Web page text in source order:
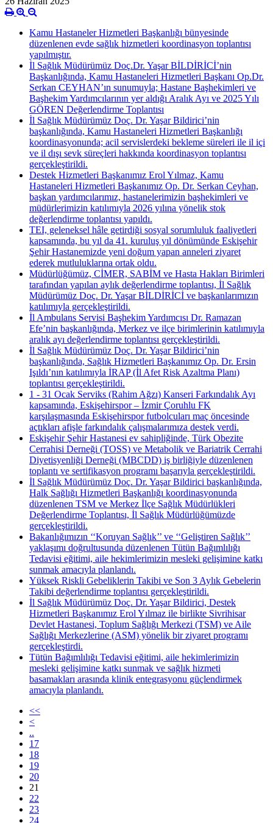
Kamu Hastaneler Hizmetleri Başkanlığı bünyesinde
düzenlenen evde sağlık hizmetleri koordinasyon toplantısı
yapılmıştır.
İl Sağlık Müdürümüz Doç.Dr. Yaşar BİLDİRİCİ’nin
Başkanlığında, Kamu Hastaneleri Hizmetleri Başkanı Op.Dr.
Serkan CEYHAN’ın sunumuyla; Hastane Başhekimleri ve
Başhekim Yardımcılarının yer aldığı Aralık Ayı ve 2025 Yılı
GÖREN Değerlendirme Toplantısı
İl Sağlık Müdürümüz Doç. Dr. Yaşar Bildirici’nin
başkanlığında, Kamu Hastaneleri Hizmetleri Başkanlığı
koordinasyonunda; acil servislerdeki bekleme süreleri ile il içi
ve il dışı sevk süreçleri hakkında koordinasyon toplantısı
gerçekleştirildi.
Destek Hizmetleri Başkanımız Erol Yılmaz, Kamu
Hastaneleri Hizmetleri Başkanımız Op. Dr. Serkan Ceyhan,
başkan yardımcılarımız, hastanelerimizin başhekimleri ve
müdürlerimizin katılımıyla 2026 yılına yönelik stok
değerlendirme toplantısı yapıldı.
TEI, geleneksel hâle getirdiği sosyal sorumluluk faaliyetleri
kapsamında, bu yıl da 41. kuruluş yıl dönümünde Eskişehir
Şehir Hastanemizde yeni doğum yapan anneleri ziyaret
ederek mutluluklarına ortak oldu.
Müdürlüğümüz, CİMER, SABİM ve Hasta Hakları Birimleri
tarafından yapılan aylık değerlendirme toplantısı, İl Sağlık
Müdürümüz Doç. Dr. Yaşar BİLDİRİCİ ve başkanlarımızın
katılımıyla gerçekleştirildi.
İl Ambulans Servisi Başhekim Yardımcısı Dr. Ramazan
Efe’nin başkanlığında, Merkez ve ilçe birimlerinin katılımıyla
aralık ayı değerlendirme toplantısı gerçekleştirildi.
İl Sağlık Müdürümüz Doç. Dr. Yaşar Bildirici’nin
başkanlığında, Sağlık Hizmetleri Başkanımız Op. Dr. Ersin
Işıldı’nın katılımıyla İRAP (İl Afet Risk Azaltma Planı)
toplantısı gerçekleştirildi.
1 - 31 Ocak Serviks (Rahim Ağzı) Kanseri Farkındalık Ayı
kapsamında, Eskişehirspor – İzmir Çoruhlu FK
karşılaşmasında Eskişehirspor futbolcuları maç öncesinde
açtıkları afişle farkındalık çalışmalarımıza destek verdi.
Eskişehir Şehir Hastanesi ev sahipliğinde, Türk Obezite
Cerrahisi Derneği (TOSS) ve Metabolik ve Bariatrik Cerrahi
Diyetisyenliği Derneği (MBCDD) iş birliğiyle düzenlenen
toplantı ve sertifikasyon programı başarıyla gerçekleştirildi.
İl Sağlık Müdürümüz Doç. Dr. Yaşar Bildirici başkanlığında,
Halk Sağlığı Hizmetleri Başkanlığı koordinasyonunda
düzenlenen TSM ve Merkez İlçe Sağlık Müdürlükleri
Değerlendirme Toplantısı, İl Sağlık Müdürlüğümüzde
gerçekleştirildi.
Bakanlığımızın ‘‘Koruyan Sağlık’’ ve ‘‘Geliştiren Sağlık’’
yaklaşımı doğrultusunda düzenlenen Tütün Bağımlılığı
Tedavisi eğitimi, aile hekimlerimizin mesleki gelişimine katkı
sunmak amacıyla planlandı.
Yüksek Riskli Gebeliklerin Takibi ve Son 3 Aylık Gebelerin
Takibi değerlendirme toplantısı gerçekleştirildi.
İl Sağlık Müdürümüz Doç. Dr. Yaşar Bildirici, Destek
Hizmetleri Başkanımız Erol Yılmaz ile birlikte Sivrihisar
Devlet Hastanesi, Toplum Sağlığı Merkezi (TSM) ve Aile
Sağlığı Merkezlerine (ASM) yönelik bir ziyaret programı
gerçekleştirdi.
Tütün Bağımlılığı Tedavisi eğitimi, aile hekimlerimizin
mesleki gelişimine katkı sunmak ve sağlık hizmeti
basamakları arasında klinik entegrasyonu güçlendirmek
amacıyla planlandı.
<<
<
..
17
18
19
20
21
22
23
24